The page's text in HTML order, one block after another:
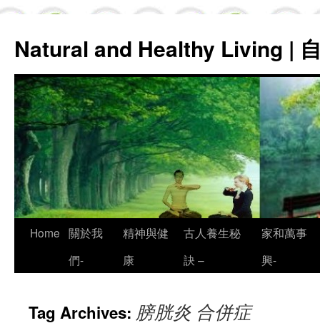
Natural and Healthy Living |
Skip
Home 關於我
們-
精神與健
康
古人養生秘
訣 –
家和萬事
興-
Tag Archives: 膀胱炎 合併症